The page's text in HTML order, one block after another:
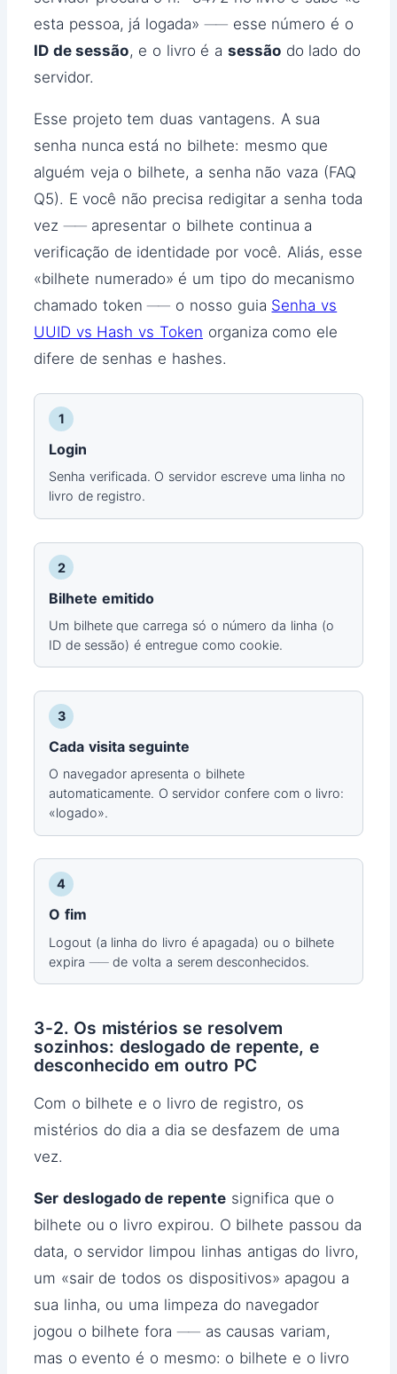
esta pessoa, já logada» ── esse número é o
ID de sessão, e o livro é a sessãodo lado do
servidor.
Esse projeto tem duas vantagens. A sua
senha nunca está no bilhete: mesmo que
alguém veja o bilhete, a senha não vaza (FAQ
Q5). E você não precisa redigitar a senha toda
vez ── apresentar o bilhete continua a
verificação de identidade por você. Aliás, esse
«bilhete numerado» é um tipo do mecanismo
chamado token ── o nosso guia Senha vs
UUID vs Hash vs Token organiza como ele
difere de senhas e hashes.
1
Login
Senha verificada. O servidor escreve uma linha no
livro de registro.
2
Bilhete emitido
Um bilhete que carrega só o número da linha (o
ID de sessão) é entregue como cookie.
3
Cada visita seguinte
O navegador apresenta o bilhete
automaticamente. O servidor confere com o livro:
«logado».
4
O fim
Logout (a linha do livro é apagada) ou o bilhete
expira ── de volta a serem desconhecidos.
3-2. Os mistérios se resolvem
sozinhos: deslogado de repente, e
desconhecido em outro PC
Com o bilhete e o livro de registro, os
mistérios do dia a dia se desfazem de uma
vez.
Ser deslogado de repente significa que o
bilhete ou o livro expirou. O bilhete passou da
data, o servidor limpou linhas antigas do livro,
um «sair de todos os dispositivos» apagou a
sua linha, ou uma limpeza do navegador
jogou o bilhete fora ── as causas variam,
mas o evento é o mesmo: o bilhete e o livro